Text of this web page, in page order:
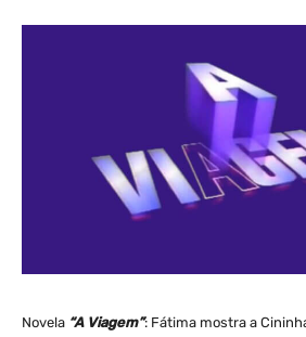
Novela “A Viagem”: Fátima mostra a